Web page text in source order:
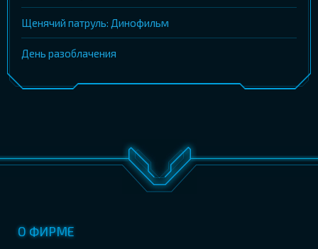
Щенячий патруль: Динофильм
День разоблачения
О ФИРМЕ